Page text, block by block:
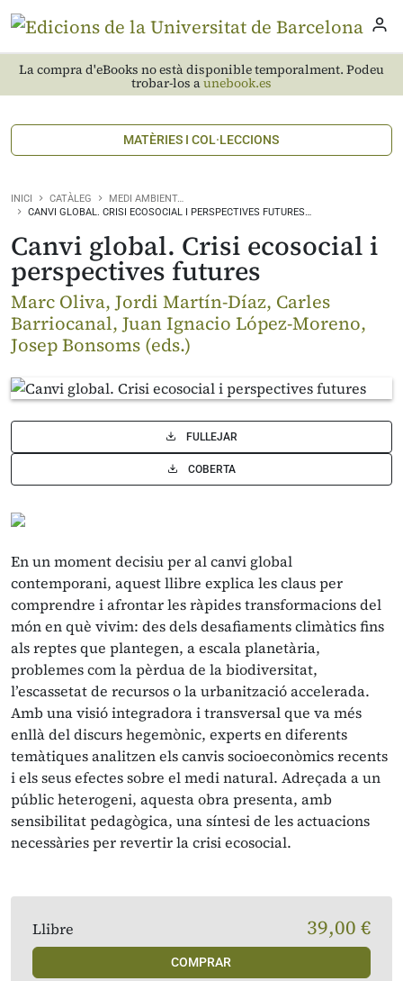
La compra d'eBooks no està disponible temporalment. Podeu
trobar-los aunebook.es
MATÈRIES I COL·LECCIONS
INICI CATÀLEG
MEDI AMBIENT…
CANVI GLOBAL. CRISI ECOSOCIAL I PERSPECTIVES FUTURES…
Canvi global. Crisi ecosocial i
perspectives futures
Marc Oliva, Jordi Martín-Díaz, Carles
Barriocanal, Juan Ignacio López-Moreno,
Josep Bonsoms (eds.)
FULLEJAR
COBERTA
En un moment decisiu per al canvi global
contemporani, aquest llibre explica les claus per
comprendre i afrontar les ràpides transformacions del
món en què vivim: des dels desafiaments climàtics fins
als reptes que plantegen, a escala planetària,
problemes com la pèrdua de la biodiversitat,
l’escassetat de recursos o la urbanització accelerada.
Amb una visió integradora i transversal que va més
enllà del discurs hegemònic, experts en diferents
temàtiques analitzen els canvis socioeconòmics recents
i els seus efectes sobre el medi natural. Adreçada a un
públic heterogeni, aquesta obra presenta, amb
sensibilitat pedagògica, una síntesi de les actuacions
necessàries per revertir la crisi ecosocial.
Llibre 39,00 €
COMPRAR